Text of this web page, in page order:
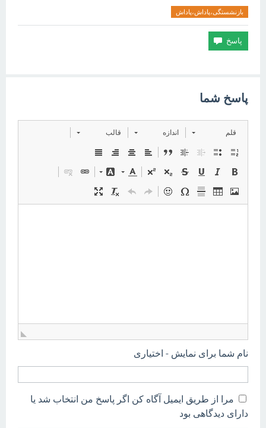
بازنشستگی،پاداش،پاداش
پاسخ شما
قلم اندازه قالب
نام شما برای نمایش - اختیاری
مرا از طریق ایمیل آگاه کن اگر پاسخ من انتخاب شد یا
دارای دیدگاهی بود